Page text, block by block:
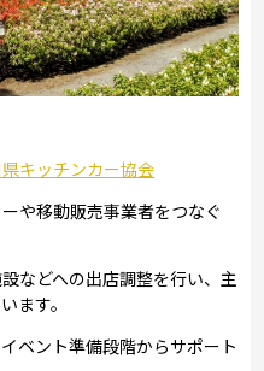
キッチンカー協会
や移動販売事業者をつなぐ
などへの出店調整を行い、主
ます。
ベント準備段階からサポート